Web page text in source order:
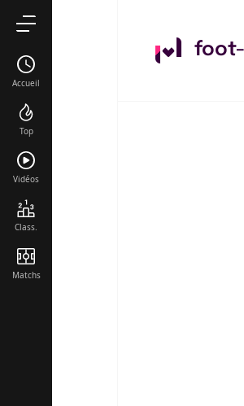
Accueil
Top
Vidéos
Class.
Matchs